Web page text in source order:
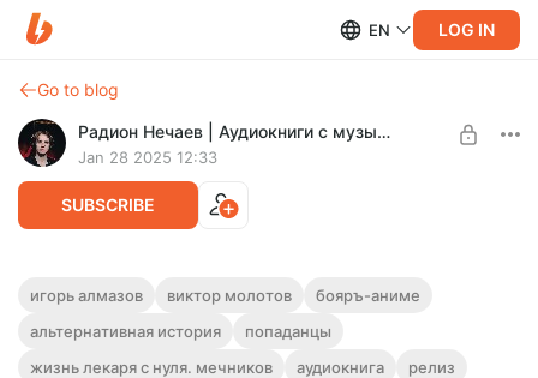
EN LOG IN
Go to blog
Радион Нечаев | Аудиокниги с музыкой и звуками
Jan 28 2025 12:33
SUBSCRIBE
[РЕЛИЗ] «Жизнь Лекаря с нуля.
Мечников. Книга 1. Из доктора в маги»
— Игорь Алмазов, Виктор Молотов
Level required:
игорь алмазов виктор молотов
бояръ-аниме
альтернативная история
попаданцы
жизнь лекаря с нуля. мечников
аудиокнига релиз